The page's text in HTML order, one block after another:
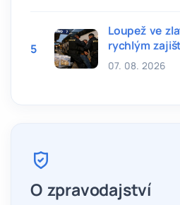
5
Loupež ve
rychlým
tisíc
07. 08. 2026
O zpravodajství